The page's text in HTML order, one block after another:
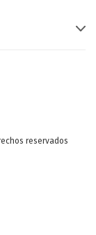
reservados